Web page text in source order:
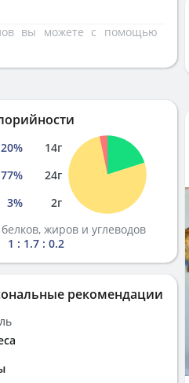
вы можете с помощью
20% 14г
77% 24г
3% 2г
жиров и углеводов
1 : 1.7 : 0.2
рекомендации